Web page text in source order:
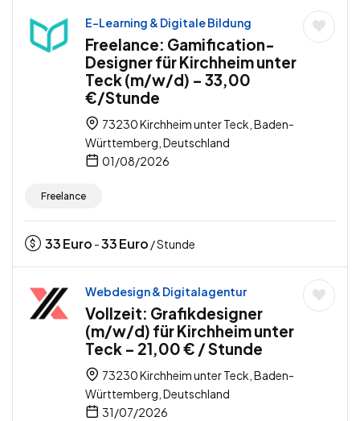
E-Learning & Digitale Bildung
Freelance: Gamification-
Designer für Kirchheim unter
Teck (m/w/d) – 33,00
€/Stunde
73230 Kirchheim unter Teck, Baden-
Württemberg, Deutschland
01/08/2026
Freelance
33Euro -33Euro / Stunde
Webdesign & Digitalagentur
Vollzeit: Grafikdesigner
(m/w/d) für Kirchheim unter
Teck – 21,00 € / Stunde
73230 Kirchheim unter Teck, Baden-
Württemberg, Deutschland
31/07/2026